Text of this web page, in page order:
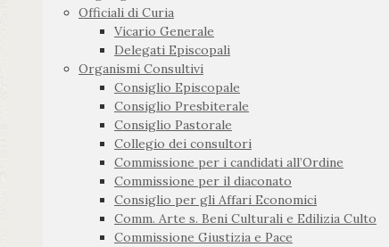
Officiali di Curia
Vicario Generale
Delegati Episcopali
Organismi Consultivi
Consiglio Episcopale
Consiglio Presbiterale
Consiglio Pastorale
Collegio dei consultori
Commissione per i candidati all’Ordine
Commissione per il diaconato
Consiglio per gli Affari Economici
Comm. Arte s. Beni Culturali e Edilizia Culto
Commissione Giustizia e Pace